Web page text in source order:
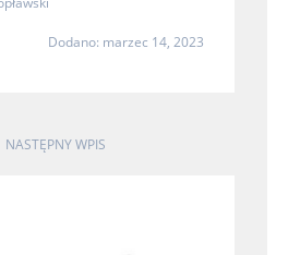
Dodano: marzec 14, 2023
NASTĘPNY WPIS